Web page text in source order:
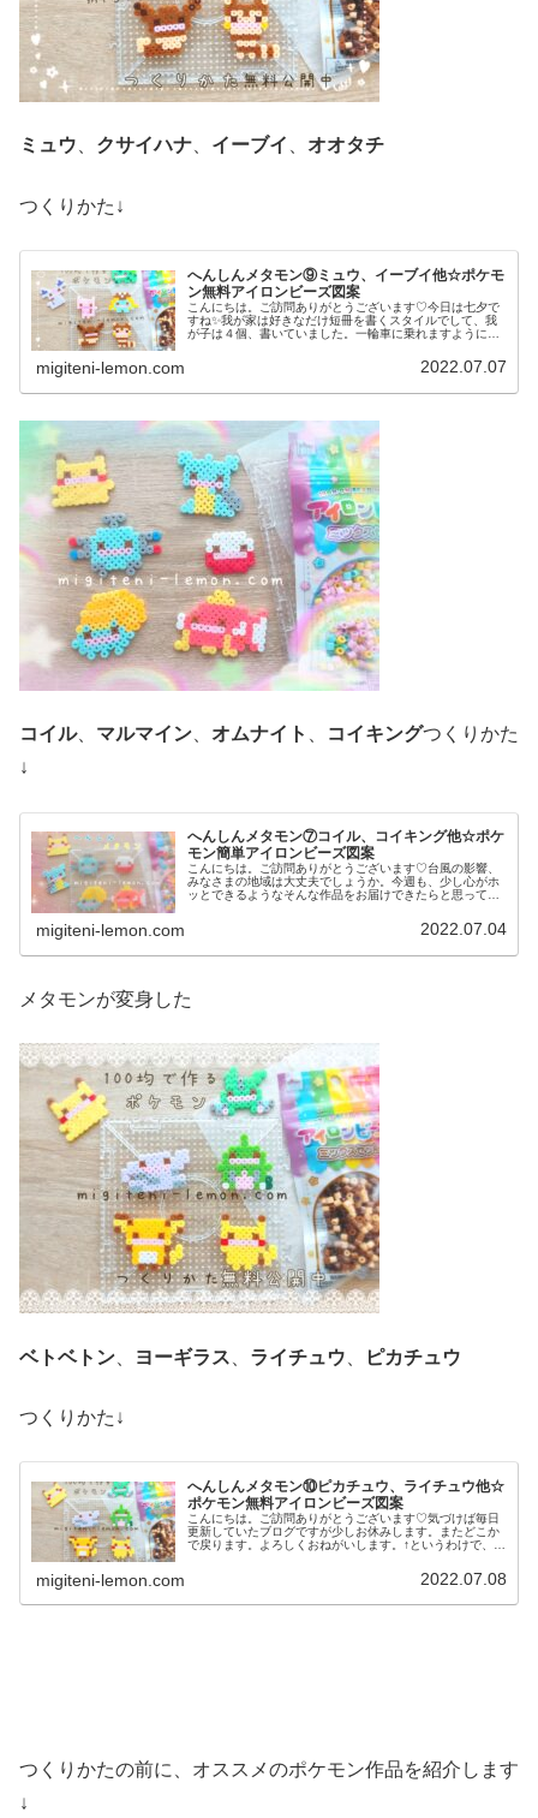
ミュウ クサイハナ イーブイ オオタチ
つくりかた↓
へんしんメタモン⑨ミュウ、イーブイ他☆ポケモ
ン無料アイロンビーズ図案
こんにちは。ご訪問ありがとうございます♡今日は七夕で
すね✨我が家は好きなだけ短冊を書くスタイルでして、我
が子は４個、書いていました。一輪車に乗れますように✨
migiteni-lemon.com 2022.07.07
コイル、 マルマイン、 オムナイト 、 コイキングつくりかた
↓
へんしんメタモン⑦コイル、コイキング他☆ポケ
モン簡単アイロンビーズ図案
こんにちは。ご訪問ありがとうございます♡台風の影響、
みなさまの地域は大丈夫でしょうか。今週も、少し心がホ
ッとできるようなそんな作品をお届けできたらと思ってい
migiteni-lemon.com 2022.07.04
メタモンが変身した
ベトベトン ヨーギラス ライチュウ ピカチュウ
つくりかた↓
へんしんメタモン⑩ピカチュウ、ライチュウ他☆
ポケモン無料アイロンビーズ図案
こんにちは。ご訪問ありがとうございます♡気づけば毎日
更新していたブログですが少しお休みします。またどこか
で戻ります。よろしくおねがいします。↑というわけで、お
migiteni-lemon.com 2022.07.08
つくりかたの前に、オススメのポケモン作品を紹介します
↓